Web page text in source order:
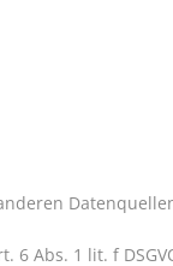
6 Abs. 1 lit. f